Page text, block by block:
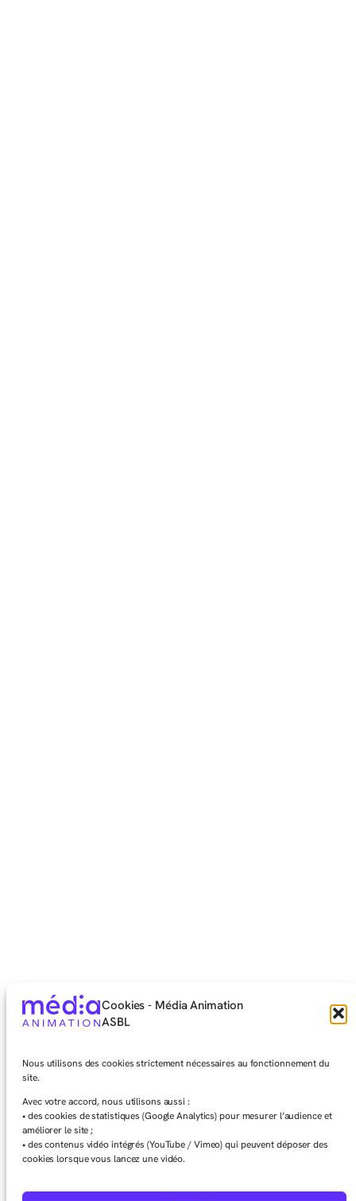
Cookies - Média Animation
ASBL
Nous utilisons des cookies strictement nécessaires au fonctionnement du
site.
Avec votre accord, nous utilisons aussi :
• des cookies de statistiques (Google Analytics) pour mesurer l’audience et
améliorer le site ;
• des contenus vidéo intégrés (YouTube / Vimeo) qui peuvent déposer des
cookies lorsque vous lancez une vidéo.